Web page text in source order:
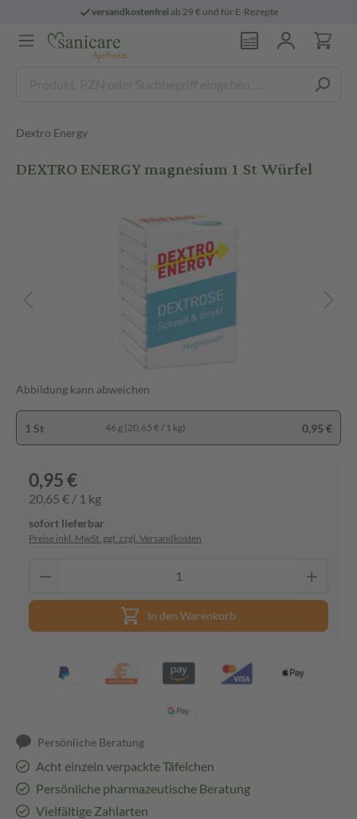
versandkostenfreiab 29 € und für E-Rezepte
Dextro Energy
DEXTRO ENERGY magnesium 1 St Würfel
Abbildung kann abweichen
1 St 46 g (20,65 € / 1 kg) 0,95 €
0,95 €
20,65 € / 1 kg
sofort lieferbar
Preise inkl. MwSt. ggf. zzgl. Versandkosten
In den Warenkorb
Persönliche Beratung
Acht einzeln verpackte Täfelchen
Persönliche pharmazeutische Beratung
Vielfältige Zahlarten